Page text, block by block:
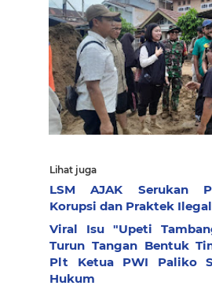
Lihat juga
LSM AJAK Serukan
Korupsi dan Praktek
Viral Isu "Upeti
Turun Tangan Bentuk
Plt Ketua PWI Paliko
Hukum